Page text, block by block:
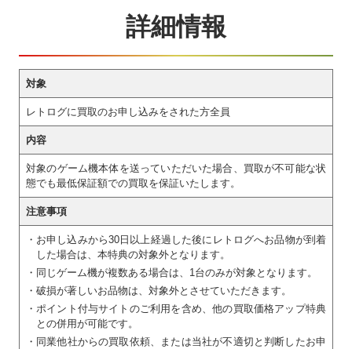
詳細情報
対象
レトログに買取のお申し込みをされた方全員
内容
対象のゲーム機本体を送っていただいた場合、買取が不可能な状
態でも最低保証額での買取を保証いたします。
注意事項
・ お申し込みから30日以上経過した後にレトログへお品物が到着
した場合は、本特典の対象外となります。
・ 同じゲーム機が複数ある場合は、1台のみが対象となります。
・ 破損が著しいお品物は、対象外とさせていただきます。
・ ポイント付与サイトのご利用を含め、他の買取価格アップ特典
との併用が可能です。
・ 同業他社からの買取依頼、または当社が不適切と判断したお申